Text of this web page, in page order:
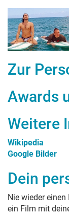
Zur
Awards
Weitere
Wikipedia
Google Bilder
Dein
Nie wieder einen
ein Film mit